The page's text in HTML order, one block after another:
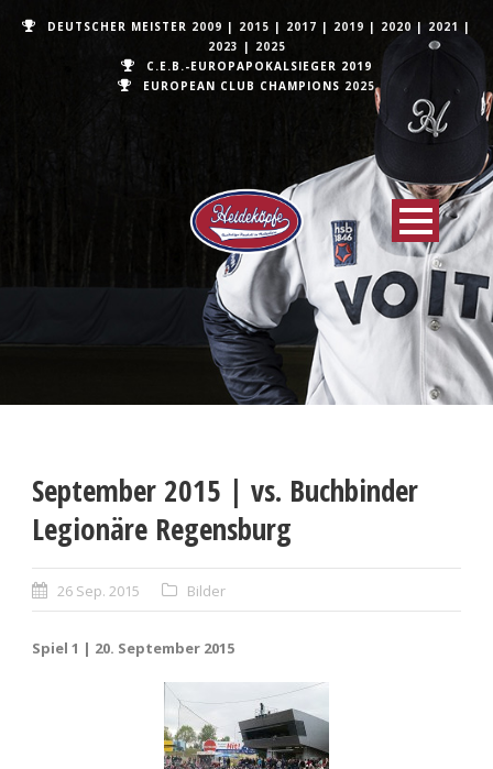
DEUTSCHER MEISTER 2009 | 2015 | 2017 | 2019 | 2020 | 2021 |
2023 | 2025
C.E.B.-EUROPAPOKALSIEGER 2019
EUROPEAN CLUB CHAMPIONS 2025
September 2015 | vs. Buchbinder
Legionäre Regensburg
26 Sep. 2015 Bilder
Spiel 1 | 20. September 2015